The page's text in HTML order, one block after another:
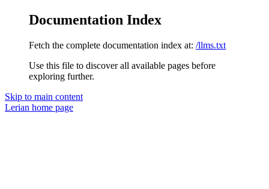
Documentation Index
Fetch the complete documentation index at: /llms.txt
Use this file to discover all available pages before
exploring further.
Skip to main content
Lerian home page